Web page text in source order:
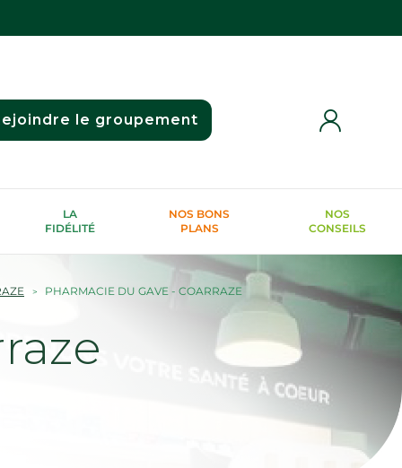
le groupement
LA
FIDÉLITÉ
NOS BONS
PLANS
NOS
CONSEILS
PHARMACIE DU GAVE - COARRAZE